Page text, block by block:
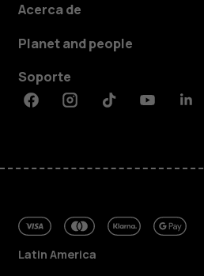
Acerca de
Planet and people
Soporte
FacebookInstagramTiktokYoutube
Latin America